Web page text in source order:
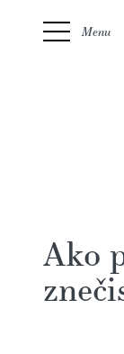
Menu
Ako